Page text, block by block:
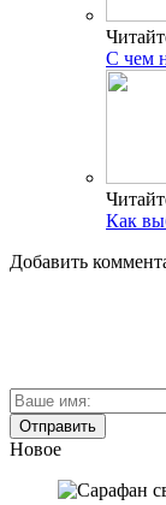
С чем
Как
Добавить
Новое